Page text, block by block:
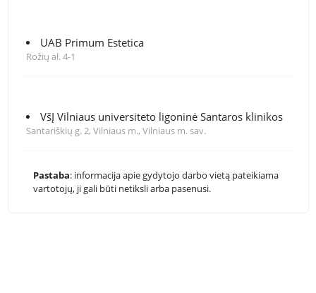
UAB Primum Estetica
Rožių al. 4-1
VšĮ Vilniaus universiteto ligoninė Santaros klinikos
Santariškių g. 2, Vilniaus m., Vilniaus m. sav.
Pastaba: informacija apie gydytojo darbo vietą pateikiama
vartotojų, ji gali būti netiksli arba pasenusi.